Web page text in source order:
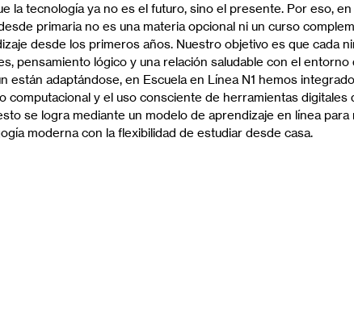
la tecnología ya no es el futuro, sino el presente. Por eso,
primaria no es una materia opcional ni un curso
desde los primeros años. Nuestro objetivo es que cada
pensamiento lógico y una relación saludable con el entorno
están adaptándose, en Escuela en Línea N1 hemos
computacional y el uso consciente de herramientas digitales
se logra mediante un modelo de aprendizaje en línea para
moderna con la flexibilidad de estudiar desde casa.